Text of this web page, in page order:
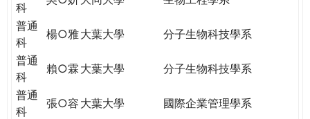
科
普通
科
楊○雅大葉大學
分子生物科技學系
普通
科
賴○霖 大葉大學
分子生物科技學系
普通
科
張○容 大葉大學
國際企業管理學系